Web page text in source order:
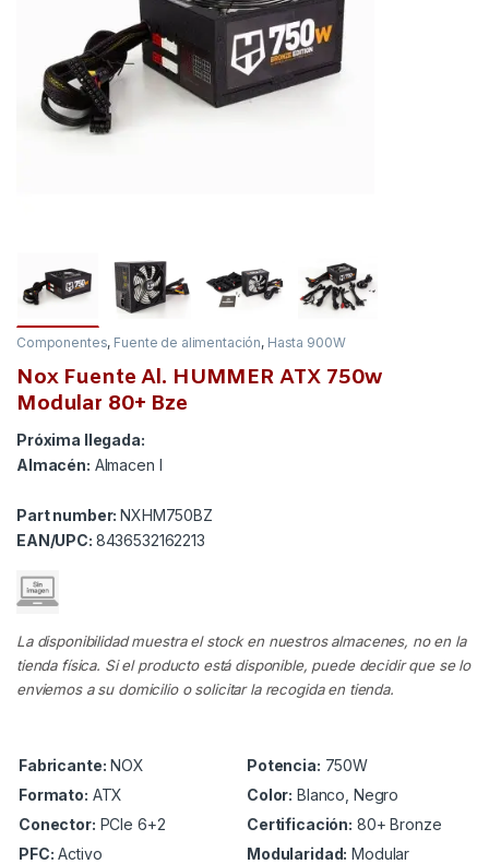
Componentes, Fuente de alimentación, Hasta 900W
Nox Fuente Al. HUMMER ATX 750w
Modular 80+ Bze
Próxima llegada:
Almacén: Almacen I
Part number: NXHM750BZ
EAN/UPC: 8436532162213
La disponibilidad muestra el stock en nuestros almacenes, no en la
tienda física. Si el producto está disponible, puede decidir que se lo
enviemos a su domicilio o solicitar la recogida en tienda.
Fabricante: NOX Potencia: 750W
Formato: ATX Color: Blanco, Negro
Conector: PCIe 6+2 Certificación: 80+ Bronze
PFC: Activo Modularidad: Modular